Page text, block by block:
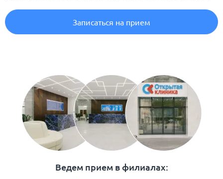
Ведем прием в филиалах:
Записаться на прием